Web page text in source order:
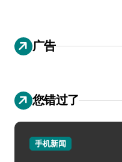
广告
您错过了
手机新闻